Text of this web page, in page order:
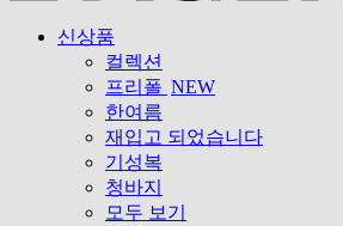
신상품
컬렉션
프리폴 NEW
한여름
재입고 되었습니다
기성복
청바지
모두 보기